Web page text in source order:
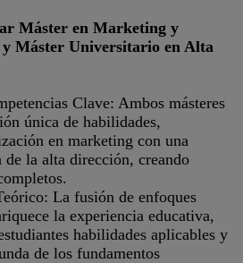
Máster en Marketing y
Máster Universitario en Alta
Clave: Ambos másteres
única de habilidades,
en marketing con una
la alta dirección, creando
La fusión de enfoques
la experiencia educativa,
habilidades aplicables y
de los fundamentos